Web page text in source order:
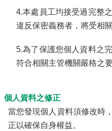
4.本處員工均接受過完整
違反保密義務者，將受相
5.為了保護您個人資料之
符合相關主管機關嚴格之
個人資料之修正
當您發現個人資料須修改時
正以確保自身權益。